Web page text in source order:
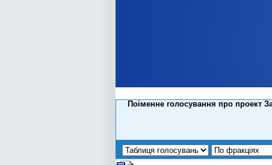
Поіменне голосування про проект